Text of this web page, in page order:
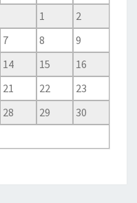
1
2
7 8
9
14 15
16
21 22
23
28 29
30